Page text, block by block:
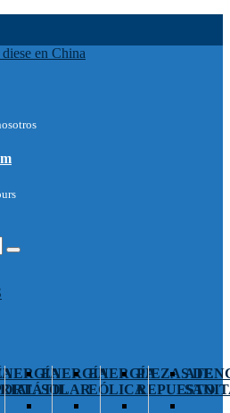
ENERGÍA
SOLAR
ENERGÍA
EÓLICA
PIEZAS DE
REPUESTO